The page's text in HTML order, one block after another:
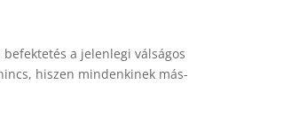
a jelenlegi válságos
hiszen mindenkinek más-